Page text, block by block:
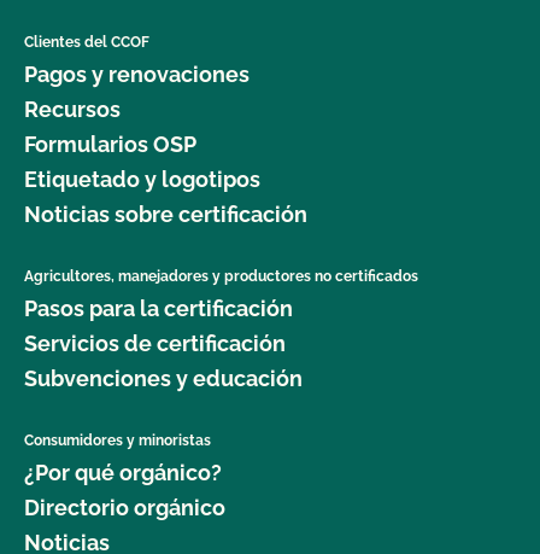
Clientes del CCOF
Pagos y renovaciones
Recursos
Formularios OSP
Etiquetado y logotipos
Noticias sobre certificación
Agricultores, manejadores y productores no certificados
Pasos para la certificación
Servicios de certificación
Subvenciones y educación
Consumidores y minoristas
¿Por qué orgánico?
Directorio orgánico
Noticias